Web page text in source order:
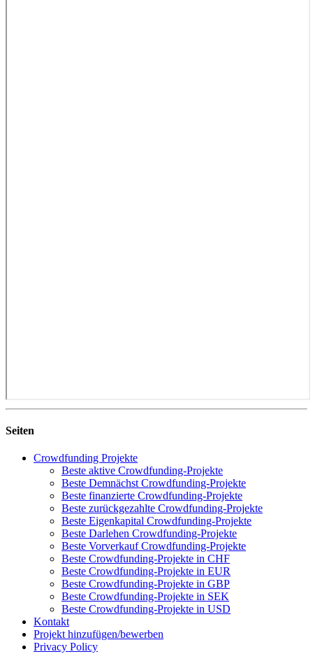
Seiten
Crowdfunding Projekte
Beste aktive Crowdfunding-Projekte
Beste Demnächst Crowdfunding-Projekte
Beste finanzierte Crowdfunding-Projekte
Beste zurückgezahlte Crowdfunding-Projekte
Beste Eigenkapital Crowdfunding-Projekte
Beste Darlehen Crowdfunding-Projekte
Beste Vorverkauf Crowdfunding-Projekte
Beste Crowdfunding-Projekte in CHF
Beste Crowdfunding-Projekte in EUR
Beste Crowdfunding-Projekte in GBP
Beste Crowdfunding-Projekte in SEK
Beste Crowdfunding-Projekte in USD
Kontakt
Projekt hinzufügen/bewerben
Privacy Policy